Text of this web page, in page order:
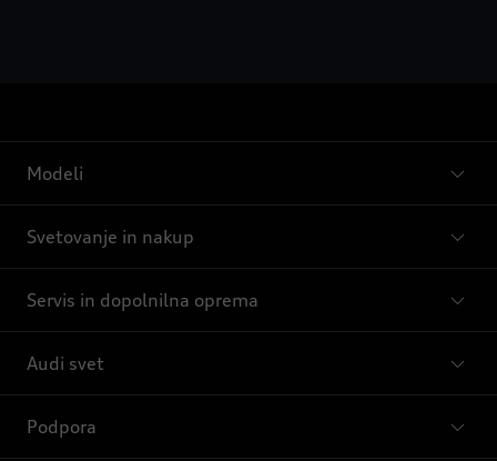
Modeli
Svetovanje in nakup
Servis in dopolnilna oprema
Audi svet
Podpora